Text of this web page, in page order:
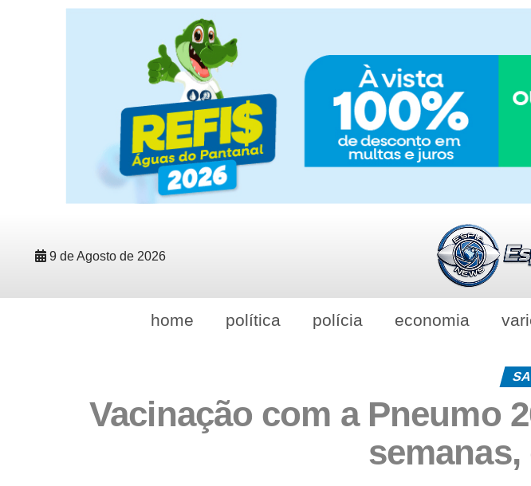
9 de Agosto de 2026
home política polícia economia
Vacinação com a Pneumo